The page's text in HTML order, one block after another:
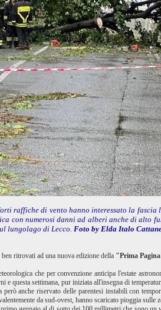
raffiche di vento hanno interessato la fascia
con numerosi danni ad alberi anche di alto
lungolago di Lecco. Foto by Elda Italo
ritrovati ad una nuova edizione della "Prima
che per convenzione anticipa l'estate
e questa settimana, pur iniziata all'insegna di
però anche riservato delle parentesi instabili con
da sud-ovest, hanno scaricato pioggia sulle